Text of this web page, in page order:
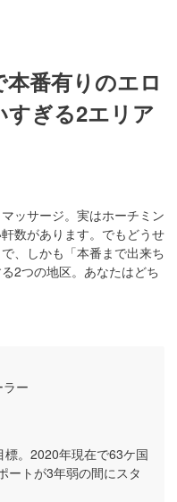
本番有りのエロ
すぎる2エリア
ッサージ。実はホーチミン
数があります。でもどうせ
、しかも「本番まで出来ち
2つの地区。あなたはどち
ー
。2020年現在で63ケ国
ートが3年弱の間にスタ